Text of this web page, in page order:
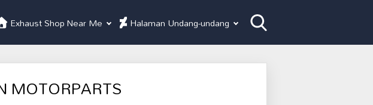
Exhaust Shop Near Me Halaman Undang-undang
MOTORPARTS